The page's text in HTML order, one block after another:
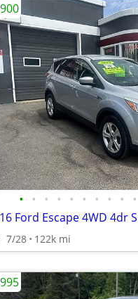
• • • • • • • • • •
Ford Escape 4WD 4dr
7/28 122k mi